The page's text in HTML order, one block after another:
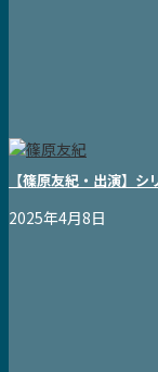
【篠原友紀・出演】シ
2025年4月8日